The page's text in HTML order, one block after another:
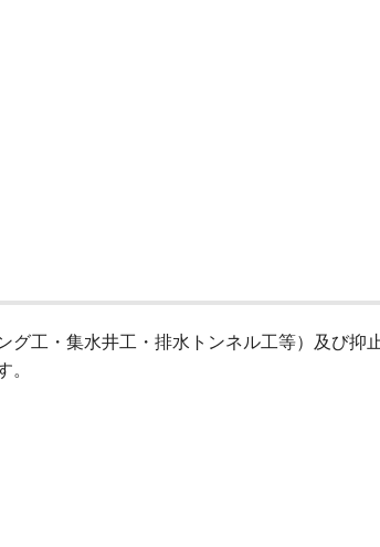
グ工・集水井工・排水トンネル工等）及び抑
。